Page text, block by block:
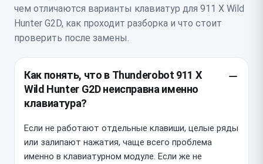
чем отличаются варианты клавиатур для 911 X Wild
Hunter G2D, как проходит разборка и что стоит
проверить после замены.
Как понять, что в Thunderobot 911 X
Wild Hunter G2D неисправна именно
клавиатура?
Если не работают отдельные клавиши, целые ряды
или залипают нажатия, чаще всего проблема
именно в клавиатурном модуле. Если же не